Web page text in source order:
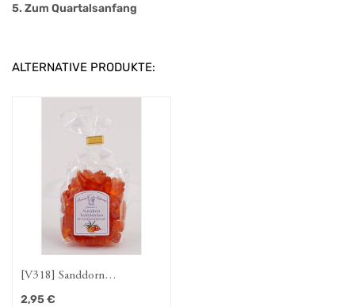
5. Zum Quartalsanfang
ALTERNATIVE PRODUKTE:
[V318] Sanddorn
Teddybärchen Fruchtgummi,
2,95€